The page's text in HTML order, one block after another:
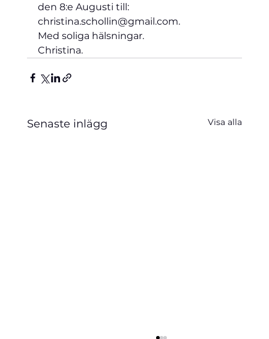
den 8:e Augusti till:
christina.schollin@gmail.com.
Med soliga hälsningar.
Christina.
Senaste inlägg Visa alla